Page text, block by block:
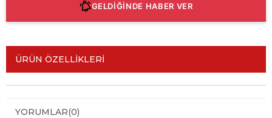
GELDİĞİNDE HABER VER
ÜRÜN ÖZELLIKLERI
YORUMLAR(0)